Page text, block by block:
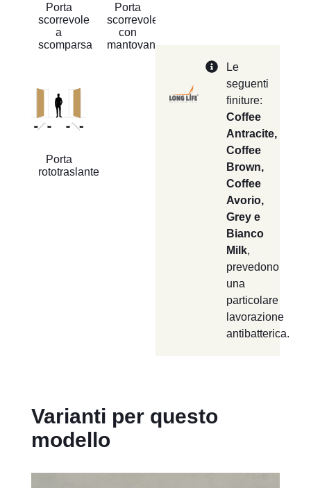
Porta
scorrevole
a
scomparsa
Porta
scorrevole
con
mantovana
Porta
rototraslante
Le
seguenti
finiture:
Coffee
Antracite,
Coffee
Brown,
Coffee
Avorio,
Grey e
Bianco
Milk,
prevedono
una
particolare
lavorazione
antibatterica.
Varianti per questo
modello